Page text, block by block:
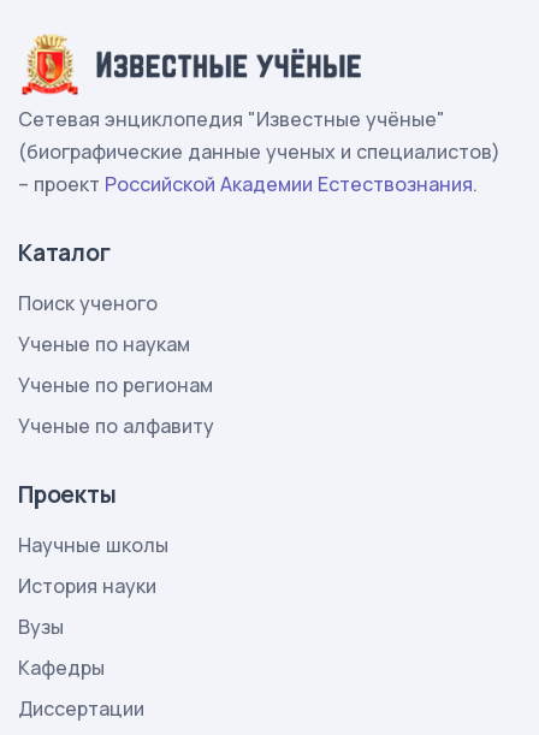
Сетевая энциклопедия "Известные учёные"
(биографические данные ученых и специалистов)
– проект Российской Академии Естествознания.
Каталог
Поиск ученого
Ученые по наукам
Ученые по регионам
Ученые по алфавиту
Проекты
Научные школы
История науки
Вузы
Кафедры
Диссертации